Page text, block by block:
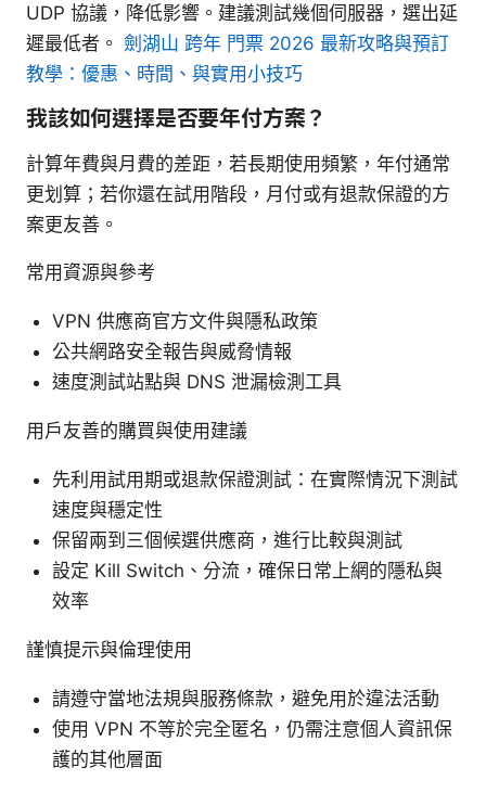
UDP 協議，降低影響。建議測試幾個伺服器，選出延
遲最低者。 劍湖山 跨年 門票 2026 最新攻略與預訂
教學：優惠、時間、與實用小技巧
我該如何選擇是否要年付方案？
計算年費與月費的差距，若長期使用頻繁，年付通常
更划算；若你還在試用階段，月付或有退款保證的方
案更友善。
常用資源與參考
VPN 供應商官方文件與隱私政策
公共網路安全報告與威脅情報
速度測試站點與 DNS 泄漏檢測工具
用戶友善的購買與使用建議
先利用試用期或退款保證測試：在實際情況下測試
速度與穩定性
保留兩到三個候選供應商，進行比較與測試
設定 Kill Switch、分流，確保日常上網的隱私與
效率
謹慎提示與倫理使用
請遵守當地法規與服務條款，避免用於違法活動
使用 VPN 不等於完全匿名，仍需注意個人資訊保
護的其他層面